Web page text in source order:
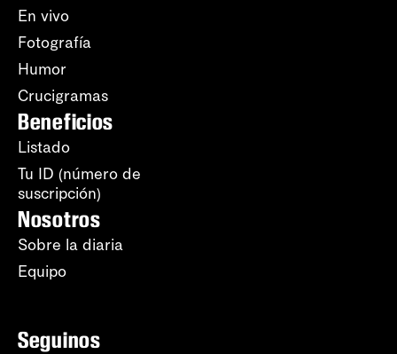
En vivo
Fotografía
Humor
Crucigramas
Beneficios
Listado
Tu ID (número de
suscripción)
Nosotros
Sobre la diaria
Equipo
Seguinos